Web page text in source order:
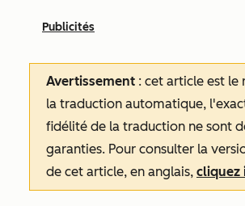
Publicités
Avertissement : cet article est le
la traduction automatique,
fidélité de la traduction ne sont
garanties. Pour consulter la
de cet article, en anglais, cliquez